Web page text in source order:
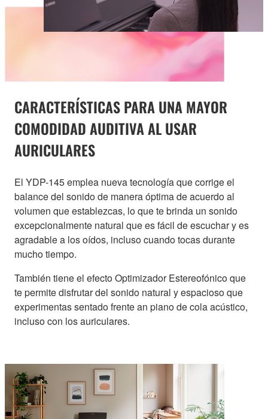
CARACTERÍSTICAS PARA UNA MAYOR
COMODIDAD AUDITIVA AL USAR
AURICULARES
El YDP-145 emplea nueva tecnología que corrige el
balance del sonido de manera óptima de acuerdo al
volumen que establezcas, lo que te brinda un sonido
excepcionalmente natural que es fácil de escuchar y es
agradable a los oídos, incluso cuando tocas durante
mucho tiempo.
También tiene el efecto Optimizador Estereofónico que
te permite disfrutar del sonido natural y espacioso que
experimentas sentado frente an piano de cola acústico,
incluso con los auriculares.